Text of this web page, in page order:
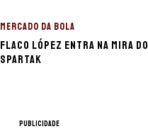
MERCADO DA BOLA
Flaco López entra na mira do
Spartak
PUBLICIDADE